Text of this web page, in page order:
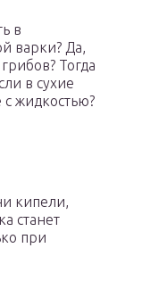
в
варки? Да,
Тогда
в сухие
жидкостью?
кипели,
станет
при